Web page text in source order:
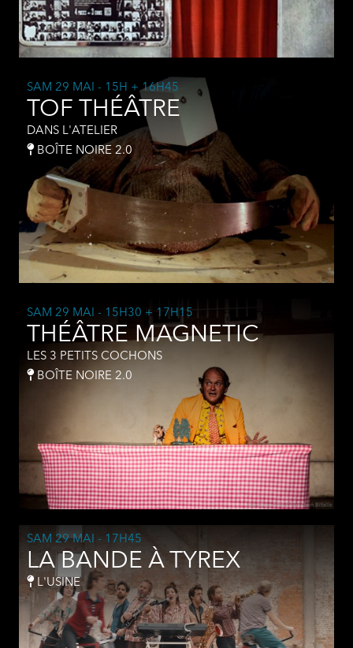
SAM 29 MAI - 15H + 16H45
TOF THÉÂTRE
DANS L'ATELIER
BOÎTE NOIRE 2.0
SAM 29 MAI - 15H30 + 17H15
THÉÂTRE MAGNETIC
LES 3 PETITS COCHONS
BOÎTE NOIRE 2.0
SAM 29 MAI - 17H45
LA BANDE À TYREX
L'USINE